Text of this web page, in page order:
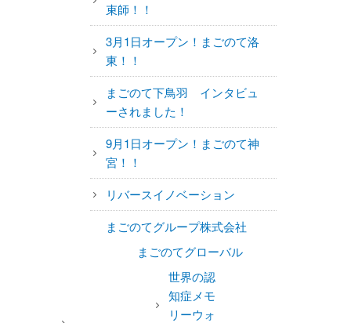
束師！！
3月1日オープン！まごのて洛
東！！
まごのて下鳥羽 インタビュ
ーされました！
9月1日オープン！まごのて神
宮！！
リバースイノベーション
まごのてグループ株式会社
まごのてグローバル
世界の認
知症メモ
リーウォ